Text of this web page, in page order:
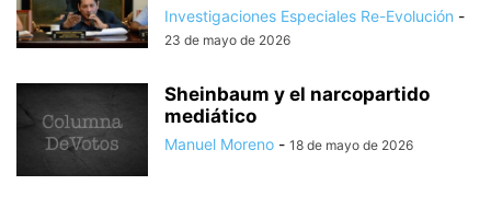
Investigaciones Especiales Re-Evolución -
23 de mayo de 2026
Sheinbaum y el narcopartido
mediático
Manuel Moreno - 18 de mayo de 2026